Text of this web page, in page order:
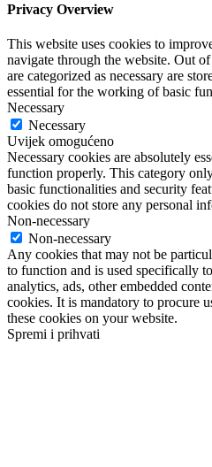
Privacy Overview
This website uses cookies to
navigate through the website. Out
are categorized as necessary are
essential for the working of basic
Necessary
Necessary
Uvijek omogućeno
Necessary cookies are absolutely
function properly. This category
basic functionalities and security
cookies do not store any personal
Non-necessary
Non-necessary
Any cookies that may not be
to function and is used specifically
analytics, ads, other embedded
cookies. It is mandatory to procure
these cookies on your website.
Spremi i prihvati